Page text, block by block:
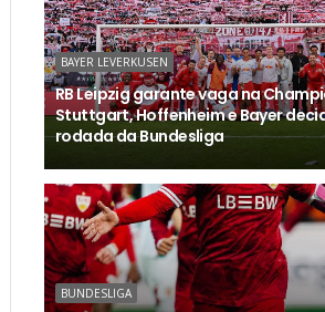
BAYER LEVERKUSEN
RB Leipzig garante vaga na
Stuttgart, Hoffenheim e Bayer
rodada da Bundesliga
BUNDESLIGA